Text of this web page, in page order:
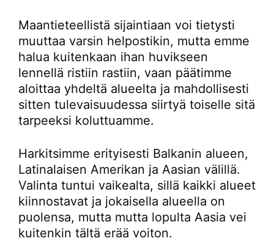
Maantieteellistä sijaintiaan voi tietysti
muuttaa varsin helpostikin, mutta emme
halua kuitenkaan ihan huvikseen
lennellä ristiin rastiin, vaan päätimme
aloittaa yhdeltä alueelta ja mahdollisesti
sitten tulevaisuudessa siirtyä toiselle sitä
tarpeeksi koluttuamme.
Harkitsimme erityisesti Balkanin alueen,
Latinalaisen Amerikan ja Aasian välillä.
Valinta tuntui vaikealta, sillä kaikki alueet
kiinnostavat ja jokaisella alueella on
puolensa, mutta mutta lopulta Aasia vei
kuitenkin tältä erää voiton.